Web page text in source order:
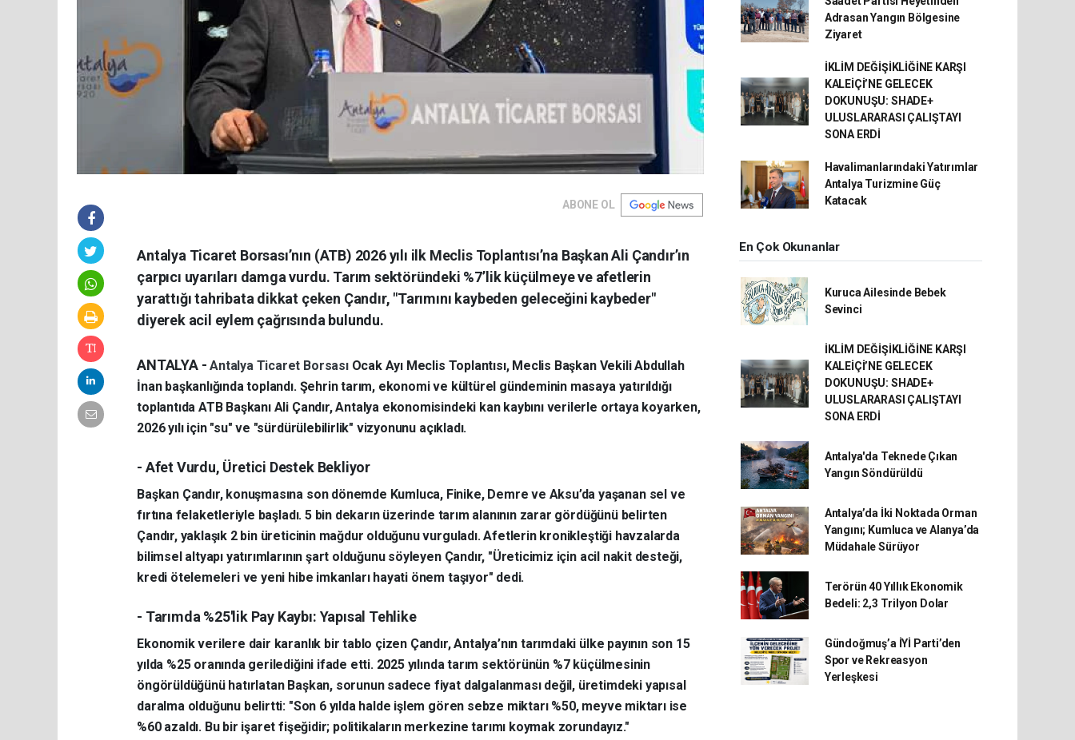
ABONE OL
Antalya Ticaret Borsası’nın (ATB) 2026 yılı ilk Meclis Toplantısı’na Başkan Ali Çandır’ın
çarpıcı uyarıları damga vurdu. Tarım sektöründeki %7’lik küçülmeye ve afetlerin
yarattığı tahribata dikkat çeken Çandır, "Tarımını kaybeden geleceğini kaybeder"
diyerek acil eylem çağrısında bulundu.
ANTALYA - Antalya Ticaret Borsası Ocak Ayı Meclis Toplantısı, Meclis Başkan Vekili Abdullah
İnan başkanlığında toplandı. Şehrin tarım, ekonomi ve kültürel gündeminin masaya yatırıldığı
toplantıda ATB Başkanı Ali Çandır, Antalya ekonomisindeki kan kaybını verilerle ortaya koyarken,
2026 yılı için "su" ve "sürdürülebilirlik" vizyonunu açıkladı.
- Afet Vurdu, Üretici Destek Bekliyor
Başkan Çandır, konuşmasına son dönemde Kumluca, Finike, Demre ve Aksu’da yaşanan sel ve
fırtına felaketleriyle başladı. 5 bin dekarın üzerinde tarım alanının zarar gördüğünü belirten
Çandır, yaklaşık 2 bin üreticinin mağdur olduğunu vurguladı. Afetlerin kronikleştiği havzalarda
bilimsel altyapı yatırımlarının şart olduğunu söyleyen Çandır, "Üreticimiz için acil nakit desteği,
kredi ötelemeleri ve yeni hibe imkanları hayati önem taşıyor" dedi.
- Tarımda %25'lik Pay Kaybı: Yapısal Tehlike
Ekonomik verilere dair karanlık bir tablo çizen Çandır, Antalya’nın tarımdaki ülke payının son 15
yılda %25 oranında gerilediğini ifade etti. 2025 yılında tarım sektörünün %7 küçülmesinin
öngörüldüğünü hatırlatan Başkan, sorunun sadece fiyat dalgalanması değil, üretimdeki yapısal
daralma olduğunu belirtti: "Son 6 yılda halde işlem gören sebze miktarı %50, meyve miktarı ise
%60 azaldı. Bu bir işaret fişeğidir; politikaların merkezine tarımı koymak zorundayız."
Adrasan Yangın Bölgesine
Ziyaret
İKLİM DEĞİŞİKLİĞİNE KARŞI
KALEİÇİ’NE GELECEK
DOKUNUŞU: SHADE+
ULUSLARARASI ÇALIŞTAYI
SONA ERDİ
Havalimanlarındaki Yatırımlar
Antalya Turizmine Güç
Katacak
En Çok Okunanlar
Kuruca Ailesinde Bebek
Sevinci
İKLİM DEĞİŞİKLİĞİNE KARŞI
KALEİÇİ’NE GELECEK
DOKUNUŞU: SHADE+
ULUSLARARASI ÇALIŞTAYI
SONA ERDİ
Antalya'da Teknede Çıkan
Yangın Söndürüldü
Antalya’da İki Noktada Orman
Yangını; Kumluca ve Alanya’da
Müdahale Sürüyor
Terörün 40 Yıllık Ekonomik
Bedeli: 2,3 Trilyon Dolar
Gündoğmuş’a İYİ Parti’den
Spor ve Rekreasyon
Yerleşkesi